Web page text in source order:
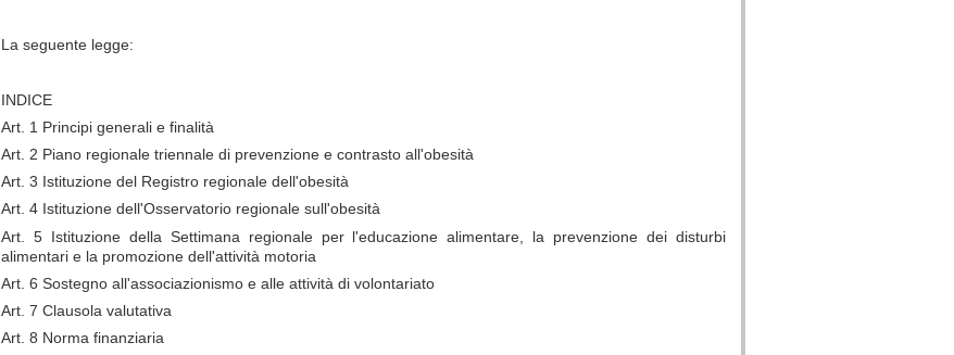
La seguente legge:
INDICE
Art. 1 Principi generali e finalità
Art. 2 Piano regionale triennale di prevenzione e contrasto all'obesità
Art. 3 Istituzione del Registro regionale dell'obesità
Art. 4 Istituzione dell'Osservatorio regionale sull'obesità
Art. 5 Istituzione della Settimana regionale per l'educazione alimentare, la prevenzione dei disturbi
alimentari e la promozione dell'attività motoria
Art. 6 Sostegno all'associazionismo e alle attività di volontariato
Art. 7 Clausola valutativa
Art. 8 Norma finanziaria